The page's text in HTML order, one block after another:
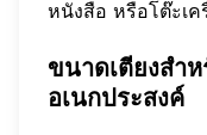
หนังสือ หรือโต๊ะเค
ขนาดเตียงสำ
อเนกประสงค์